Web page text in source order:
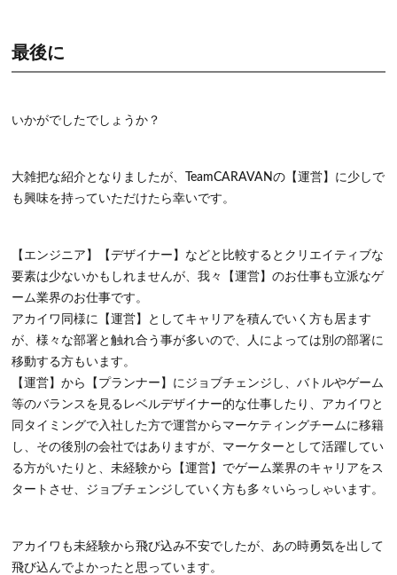
最後に
いかがでしたでしょうか？
大雑把な紹介となりましたが、TeamCARAVANの【運営】に少しで
も興味を持っていただけたら幸いです。
【エンジニア】【デザイナー】などと比較するとクリエイティブな
要素は少ないかもしれませんが、我々【運営】のお仕事も立派なゲ
ーム業界のお仕事です。
アカイワ同様に【運営】としてキャリアを積んでいく方も居ます
が、様々な部署と触れ合う事が多いので、人によっては別の部署に
移動する方もいます。
【運営】から【プランナー】にジョブチェンジし、バトルやゲーム
等のバランスを見るレベルデザイナー的な仕事したり、アカイワと
同タイミングで入社した方で運営からマーケティングチームに移籍
し、その後別の会社ではありますが、マーケターとして活躍してい
る方がいたりと、未経験から【運営】でゲーム業界のキャリアをス
タートさせ、ジョブチェンジしていく方も多々いらっしゃいます。
アカイワも未経験から飛び込み不安でしたが、あの時勇気を出して
飛び込んでよかったと思っています。